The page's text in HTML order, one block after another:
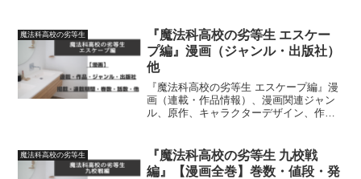
魔法科高校の劣等生
『魔法科高校の劣等生 エスケー
プ編』漫画（ジャンル・出版社）
他
『魔法科高校の劣等生 エスケープ編』漫
画（連載・作品情報）、漫画関連ジャン
ル、原作、キャラクターデザイン、作
魔法科高校の劣等生
『魔法科高校の劣等生 九校戦
編』【漫画全巻】巻数・値段・発